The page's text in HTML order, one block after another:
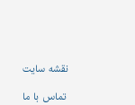
نقشه سایت
تماس با ما